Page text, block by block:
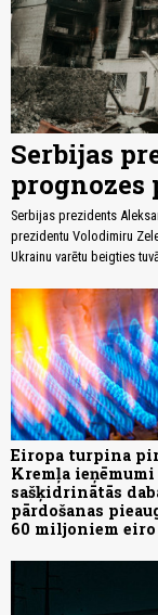
Serbijas
Serbijas prezidents
prezidentu Volodimiru
Ukrainu varētu beigties
Eiropa turpina
Kremļa ieņēmumi
sašķidrinātās
pārdošanas
60 miljoniem